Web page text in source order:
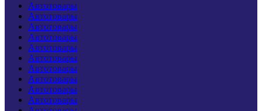
Автотовары
Автотовары
Автотовары
Автотовары
Автотовары
Автотовары
Автотовары
Автотовары
Автотовары
Автотовары